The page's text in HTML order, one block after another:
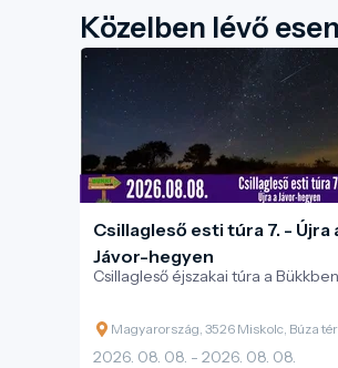
Közelben lévő
Csillagleső esti túra 7. - Újra
Jávor-hegyen
Csillagleső éjszakai túra a Bükkben
Magyarország, 3526 Miskolc, Búza tér
2026. 08. 08. - 2026. 08. 08.